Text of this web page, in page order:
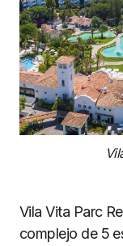
Vila Vita Parc
complejo de 5